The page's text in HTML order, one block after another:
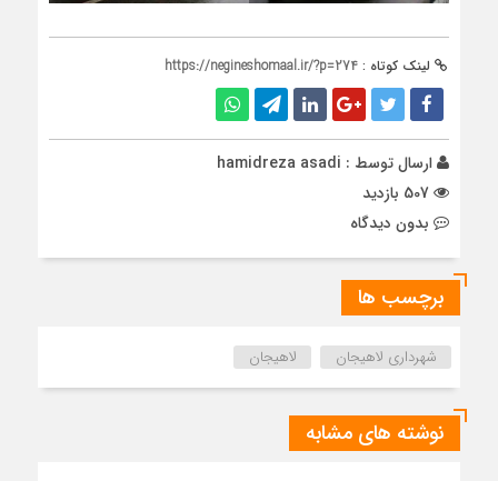
لینک کوتاه : https://negineshomaal.ir/?p=274
ارسال توسط : hamidreza asadi
بدون دیدگاه
برچسب ها
شهرداری لاهیجان لاهیجان
نوشته های مشابه